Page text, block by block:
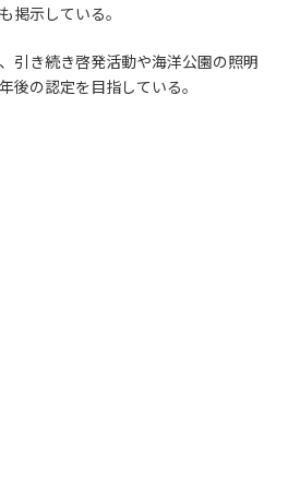
掲示している。
引き続き啓発活動や海洋公園の照明
後の認定を目指している。